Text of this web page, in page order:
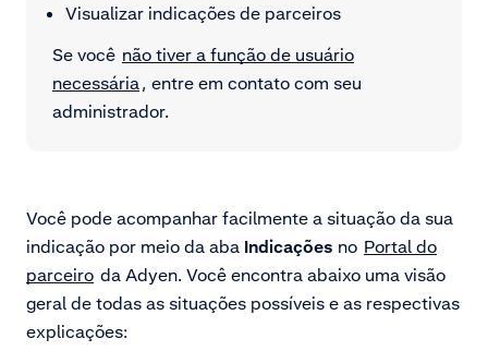
Visualizar indicações de parceiros
Se você não tiver a função de usuário
necessária, entre em contato com seu
administrador.
Você pode acompanhar facilmente a situação da sua
indicação por meio da aba Indicações no Portal do
parceiro da Adyen. Você encontra abaixo uma visão
geral de todas as situações possíveis e as respectivas
explicações: